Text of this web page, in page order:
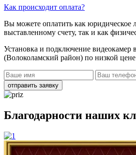
Как происходит оплата?
Вы можете оплатить как юридическое
выставленному счету, так и как
Установка и подключение
(Волоколамский район) по низкой
отправить заявку
Благодарности наших